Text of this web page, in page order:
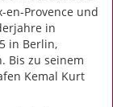
en-Provence und
in
in Berlin,
Bis zu seinem
Kemal Kurt